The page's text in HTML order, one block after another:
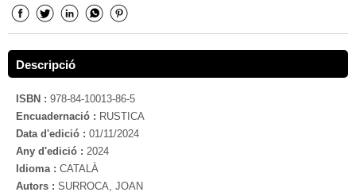
Descripció
ISBN : 978-84-10013-86-5
Encuadernació : RUSTICA
Data d'edició : 01/11/2024
Any d'edició : 2024
Idioma : CATALÀ
Autors : SURROCA, JOAN